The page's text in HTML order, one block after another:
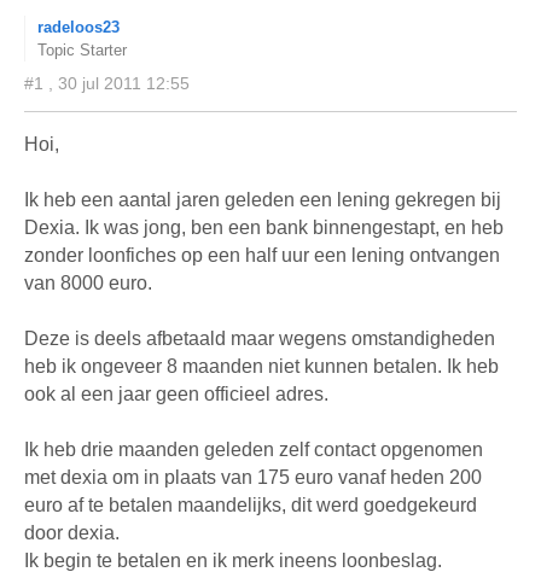
radeloos23
Topic Starter
#1 , 30 jul 2011 12:55
Hoi,
Ik heb een aantal jaren geleden een lening gekregen bij
Dexia. Ik was jong, ben een bank binnengestapt, en heb
zonder loonfiches op een half uur een lening ontvangen
van 8000 euro.
Deze is deels afbetaald maar wegens omstandigheden
heb ik ongeveer 8 maanden niet kunnen betalen. Ik heb
ook al een jaar geen officieel adres.
Ik heb drie maanden geleden zelf contact opgenomen
met dexia om in plaats van 175 euro vanaf heden 200
euro af te betalen maandelijks, dit werd goedgekeurd
door dexia.
Ik begin te betalen en ik merk ineens loonbeslag.